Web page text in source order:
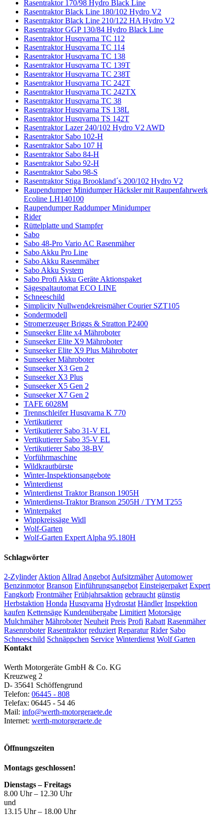
Rasentraktor 170/98 Hydro Black Line
Rasentraktor Black Line 180/102 Hydro V2
Rasentraktor Black Line 210/122 HA Hydro V2
Rasentraktor GGP 130/84 Hydro Black Line
Rasentraktor Husqvarna TC 112
Rasentraktor Husqvarna TC 114
Rasentraktor Husqvarna TC 138
Rasentraktor Husqvarna TC 139T
Rasentraktor Husqvarna TC 238T
Rasentraktor Husqvarna TC 242T
Rasentraktor Husqvarna TC 242TX
Rasentraktor Husqvarna TC 38
Rasentraktor Husqvarna TS 138L
Rasentraktor Husqvarna TS 142T
Rasentraktor Lazer 240/102 Hydro V2 AWD
Rasentraktor Sabo 102-H
Rasentraktor Sabo 107 H
Rasentraktor Sabo 84-H
Rasentraktor Sabo 92-H
Rasentraktor Sabo 98-S
Rasentraktor Stiga Brookland´s 200/102 Hydro V2
Raupendumper Minidumper Häcksler mit Raupenfahrwerk
Ecoline LH140100
Raupendumper Raddumper Minidumper
Rider
Rüttelplatte und Stampfer
Sabo
Sabo 48-Pro Vario AC Rasenmäher
Sabo Akku Pro Line
Sabo Akku Rasenmäher
Sabo Akku System
Sabo Profi Akku Geräte Aktionspaket
Sägespaltautomat ECO LINE
Schneeschild
Simplicity Nullwendekreismäher Courier SZT105
Sondermodell
Stromerzeuger Briggs & Stratton P2400
Sunseeker Elite x4 Mähroboter
Sunseeker Elite X9 Mähroboter
Sunseeker Elite X9 Plus Mähroboter
Sunseeker Mähroboter
Sunseeker X3 Gen 2
Sunseeker X3 Plus
Sunseeker X5 Gen 2
Sunseeker X7 Gen 2
TAFE 6028M
Trennschleifer Husqvarna K 770
Vertikutierer
Vertikutierer Sabo 31-V EL
Vertikutierer Sabo 35-V EL
Vertikutierer Sabo 38-BV
Vorführmaschine
Wildkrautbürste
Winter-Inspektionsangebote
Winterdienst
Winterdienst Traktor Branson 1905H
Winterdienst-Traktor Branson 2505H / TYM T255
Winterpaket
Wippkreissäge Widl
Wolf-Garten
Wolf-Garten Expert Alpha 95.180H
Schlagwörter
2-Zylinder Aktion Allrad Angebot Aufsitzmäher Automower
Benzinmotor Branson Einführungsangebot Einsteigerpaket Expert
Fangkorb Frontmäher Frühjahrsaktion gebraucht günstig
Herbstaktion Honda Husqvarna Hydrostat Händler Inspektion
kaufen Kettensäge Kundenübergabe Limitiert Motorsäge
Mulchmäher Mähroboter Neuheit Preis Profi Rabatt Rasenmäher
Rasenroboter Rasentraktor reduziert Reparatur Rider Sabo
Schneeschild Schnäppchen Service Winterdienst Wolf Garten
Kontakt
Werth Motorgeräte GmbH & Co. KG
Kreuzweg 2
D- 35641 Schöffengrund
Telefon: 06445 - 808
Telefax: 06445 - 54 46
Mail: info@werth-motorgeraete.de
Internet: werth-motorgeraete.de
Öffnungszeiten
Montags geschlossen!
Dienstags – Freitags
8.00 Uhr – 12.30 Uhr
und
13.15 Uhr – 18.00 Uhr